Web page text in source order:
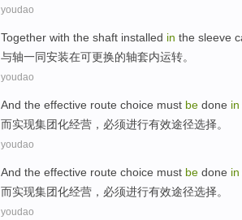
youdao
Together with the shaft installed in the sleeve
与轴一同安装在可更换的轴套内运转。
youdao
And the effective route choice must be done in
而实现集团化经营 ， 必须进行有效途径选择。
youdao
And the effective route choice must be done in
而实现集团化经营 ， 必须进行有效途径选择。
youdao